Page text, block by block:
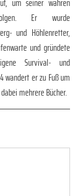
Er wurde
und Höhlenretter,
und gründete
Survival- und
wandert er zu Fuß um
mehrere Bücher.